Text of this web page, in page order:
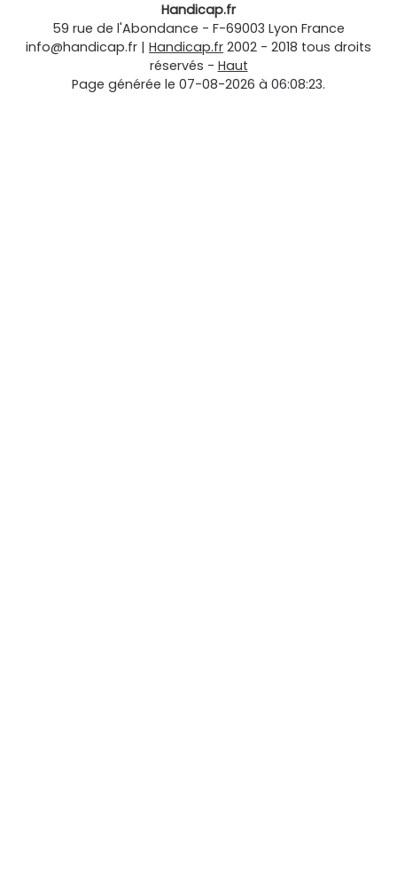
Handicap.fr
59 rue de l'Abondance - F-69003 Lyon France
info@handicap.fr | Handicap.fr 2002 - 2018 tous droits
réservés - Haut
Page générée le 07-08-2026 à 06:08:23.